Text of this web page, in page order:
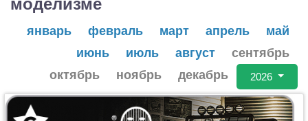
Запчасти и аксессуары
Самолеты
Квадрокоптеры
январь февраль март апрель
май
июнь
июль август
сентябрь
октябрь
ноябрь декабрь 2026